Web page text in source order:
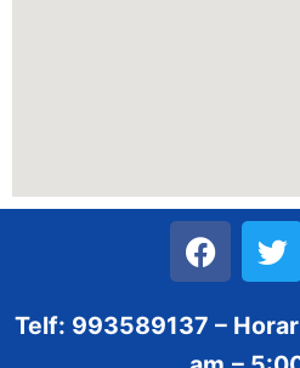
Telf: 993589137 –